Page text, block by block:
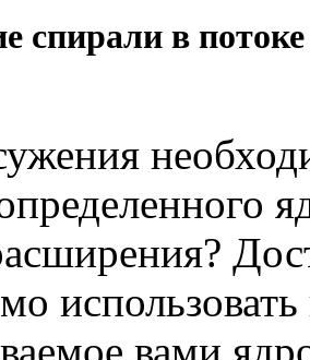
спирали в потоке
вами